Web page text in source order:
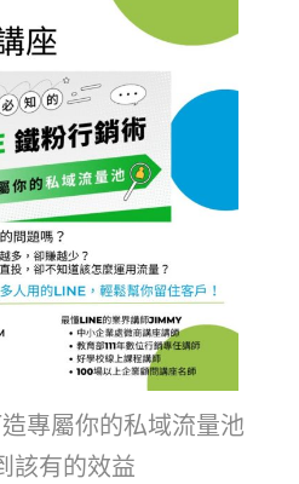
專屬你的私域流量池
該有的效益